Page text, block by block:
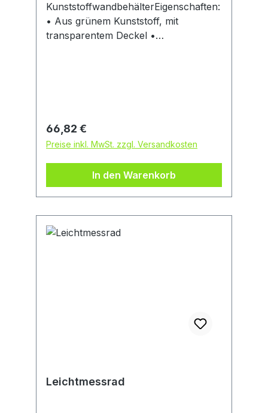
KunststoffwandbehälterEigenschaften:
• Aus grünem Kunststoff, mit
transparentem Deckel •
rieger.de
Regulärer Preis:
66,82 €
Preise inkl. MwSt. zzgl. Versandkosten
In den Warenkorb
Leichtmessrad